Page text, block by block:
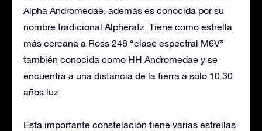
Alpha Andromedae, además es conocida por su
nombre tradicional Alpheratz. Tiene como estrella
más cercana a Ross 248 “clase espectral M6V”
también conocida como HH Andromedae y se
encuentra a una distancia de la tierra a solo 10.30
años luz.
Esta importante constelación tiene varias estrellas